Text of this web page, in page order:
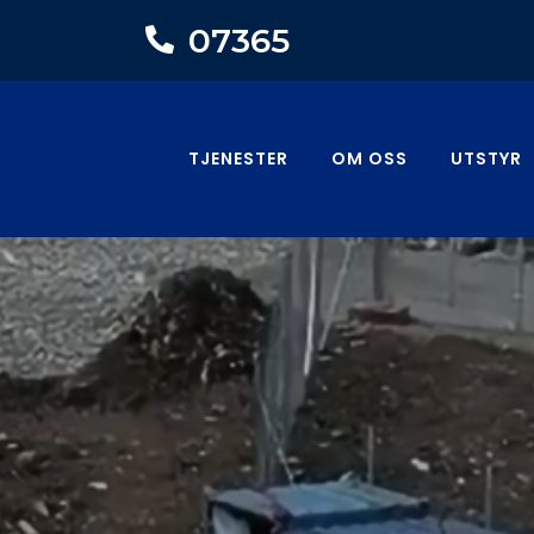
07365
GÅ TIL HOVEDINNHOLD
TJENESTER OM OSS UTSTYR